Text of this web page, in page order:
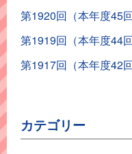
第1920回（本年度45
第1919回（本年度44
第1917回（本年度42
カテゴリー